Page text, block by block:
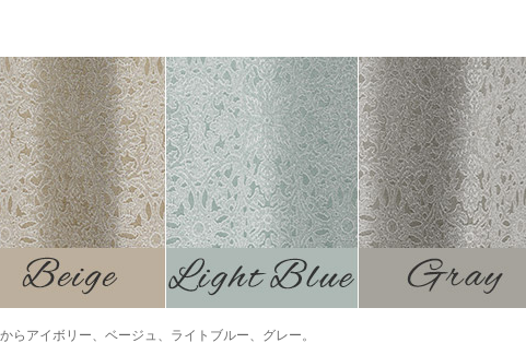
らアイボリー、ベージュ、ライトブルー、グレー。